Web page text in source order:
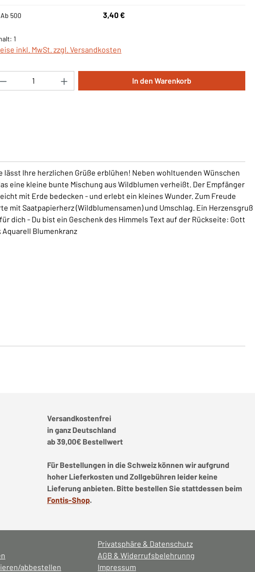
Ab 500 3,40 €
1
inkl. MwSt. zzgl. Versandkosten
Anzahl: Gib den gewünschten Wert ein
In den Warenkorb
lässt Ihre herzlichen Grüße erblühen! Neben wohltuenden Wünschen
eine kleine bunte Mischung aus Wildblumen verheißt. Der Empfänger
mit Erde bedecken - und erlebt ein kleines Wunder. Zum Freude
mit Saatpapierherz (Wildblumensamen) und Umschlag. Ein Herzensgruß
dich - Du bist ein Geschenk des Himmels Text auf der Rückseite: Gott
Blumenkranz
Versandkostenfrei
in ganz Deutschland
ab 39,00€ Bestellwert
Für Bestellungen in die Schweiz können wir aufgrund
hoher Lieferkosten und Zollgebühren leider keine
Lieferung anbieten. Bitte bestellen Sie stattdessen beim
Fontis-Shop.
abbestellen
Privatsphäre & Datenschutz
AGB & Widerrufsbelehrunng
Impressum